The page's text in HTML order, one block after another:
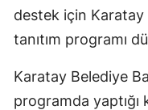
destek için Karatay
tanıtım programı
Karatay Belediye
programda